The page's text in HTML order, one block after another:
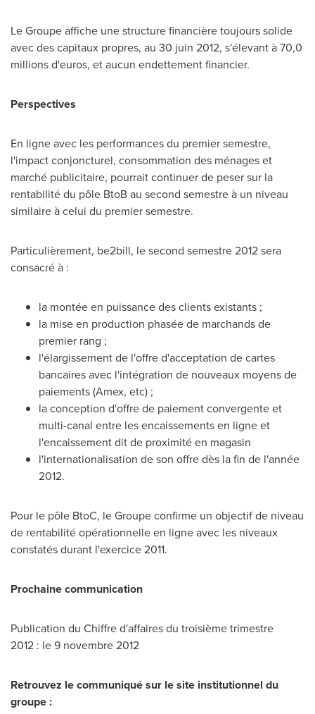
Le Groupeaffiche une structure financière toujours solide
avec des capitaux propres, au 30 juin 2012, s'élevant à 70,0
millions d'euros, et aucun endettement financier.
Perspectives
En ligne avec les performances du premier semestre,
l'impact conjoncturel, consommation des ménages et
marché publicitaire, pourrait continuer de peser sur la
rentabilité du pôle BtoB au second semestre à un niveau
similaire à celui du premier semestre.
Particulièrement, be2bill, le second semestre 2012 sera
consacré à :
la montée en puissance des clients existants ;
la mise en production phasée de marchands de
premier rang ;
l'élargissement de l'offre d'acceptation de cartes
bancaires avec l'intégration de nouveaux moyens de
paiements (Amex, etc) ;
la conception d'offre de paiement convergente et
multi-canal entre les encaissements en ligne et
l'encaissement dit de proximité en magasin
l'internationalisation de son offre dès la fin de l'année
2012.
Pour le pôle BtoC, le Groupe confirme un objectif de niveau
de rentabilité opérationnelle en ligne avec les niveaux
constatés durant l'exercice 2011.
Prochaine communication
Publication du Chiffre d'affaires du troisième trimestre
2012 : le 9 novembre 2012
Retrouvez le communiquésur le site institutionnel du
groupe :